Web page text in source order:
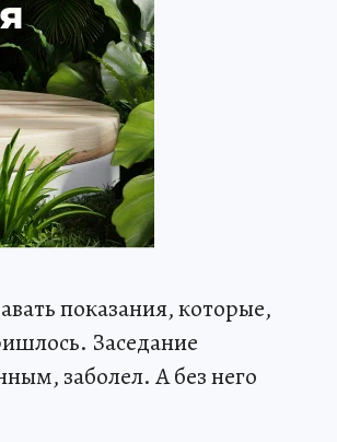
показания, которые,
Заседание
заболел. А без него